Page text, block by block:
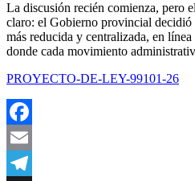
La discusión recién comienza, pero
claro: el Gobierno provincial decidió
más reducida y centralizada, en
donde cada movimiento
PROYECTO-DE-LEY-99101-26
Facebook
Email